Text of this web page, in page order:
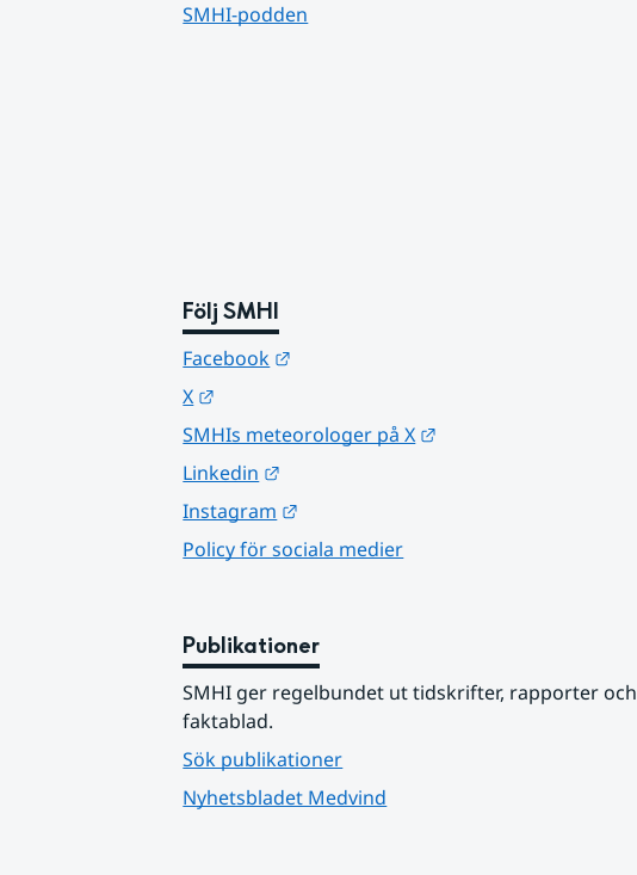
SMHI-podden
Följ SMHI
Facebook
X
SMHIs meteorologer på X
Linkedin
Instagram
Policy för sociala medier
Publikationer
SMHI ger regelbundet ut tidskrifter, rapporter och
faktablad.
Sök publikationer
Nyhetsbladet Medvind